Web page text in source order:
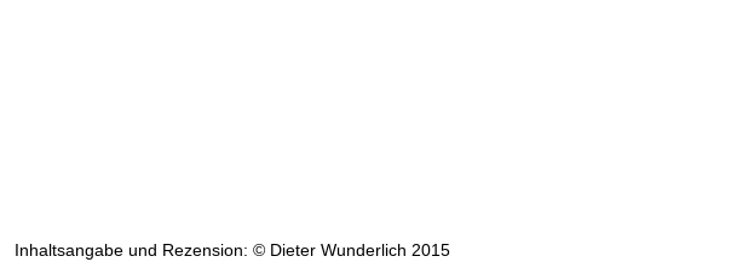
Inhaltsangabe und Rezension: © Dieter Wunderlich 2015